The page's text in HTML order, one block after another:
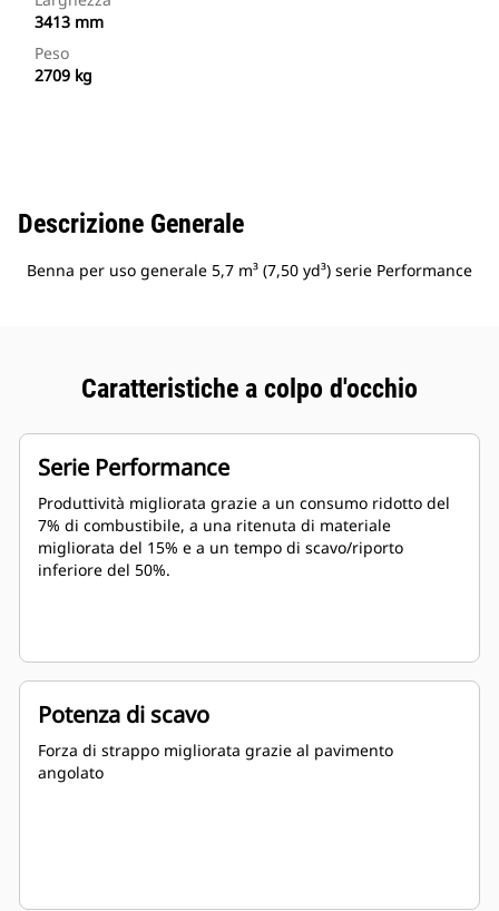
3413 mm
Peso
2709 kg
Descrizione Generale
Benna per uso generale 5,7 m³ (7,50 yd³) serie Performance
Caratteristiche a colpo d'occhio
Serie Performance
Produttività migliorata grazie a un consumo ridotto del
7% di combustibile, a una ritenuta di materiale
migliorata del 15% e a un tempo di scavo/riporto
inferiore del 50%.
Potenza di scavo
Forza di strappo migliorata grazie al pavimento
angolato